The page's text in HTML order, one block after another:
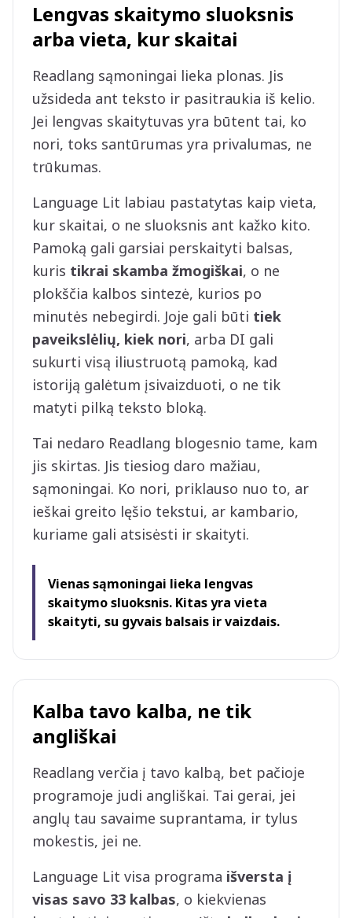
Lengvas skaitymo sluoksnis
arba vieta, kur skaitai
Readlang sąmoningai lieka plonas. Jis
užsideda ant teksto ir pasitraukia iš kelio.
Jei lengvas skaitytuvas yra būtent tai, ko
nori, toks santūrumas yra privalumas, ne
trūkumas.
Language Lit labiau pastatytas kaip vieta,
kur skaitai, o ne sluoksnis ant kažko kito.
Pamoką gali garsiai perskaityti balsas,
kuris tikrai skamba žmogiškai, o ne
plokščia kalbos sintezė, kurios po
minutės nebegirdi. Joje gali būti tiek
paveikslėlių, kiek nori, arba DI gali
sukurti visą iliustruotą pamoką, kad
istoriją galėtum įsivaizduoti, o ne tik
matyti pilką teksto bloką.
Tai nedaro Readlang blogesnio tame, kam
jis skirtas. Jis tiesiog daro mažiau,
sąmoningai. Ko nori, priklauso nuo to, ar
ieškai greito lęšio tekstui, ar kambario,
kuriame gali atsisėsti ir skaityti.
Vienas sąmoningai lieka lengvas
skaitymo sluoksnis. Kitas yra vieta
skaityti, su gyvais balsais ir vaizdais.
Kalba tavo kalba, ne tik
angliškai
Readlang verčia į tavo kalbą, bet pačioje
programoje judi angliškai. Tai gerai, jei
anglų tau savaime suprantama, ir tylus
mokestis, jei ne.
Language Lit visa programa išversta į
visas savo 33 kalbas, o kiekvienas